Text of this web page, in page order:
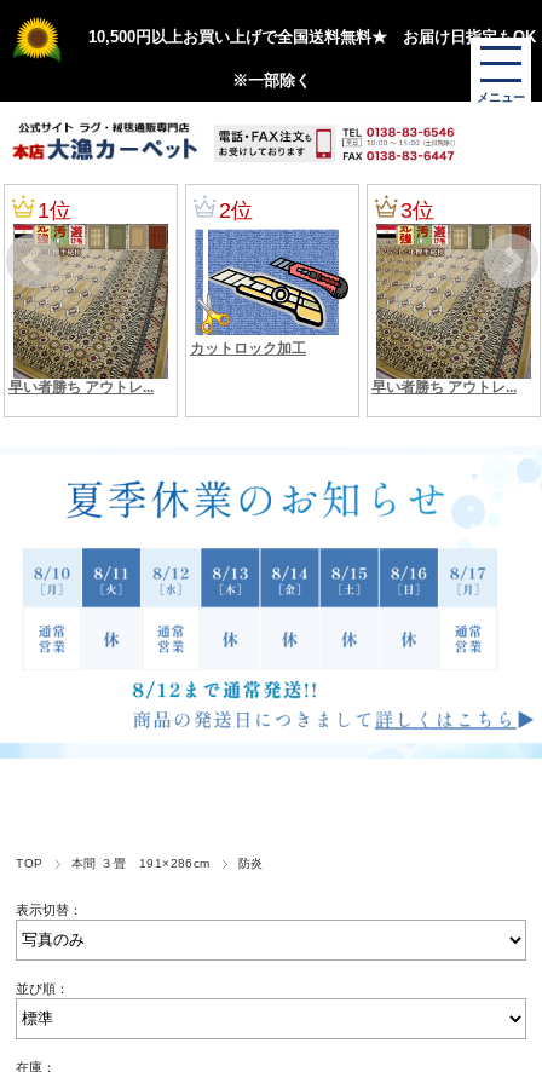
10,500円以上お買い上げで全国送料無料★ お届け日指定もOK
※一部除く
TOP 本間 ３畳 191×286cm 防炎
表示切替：
並び順：
在庫：